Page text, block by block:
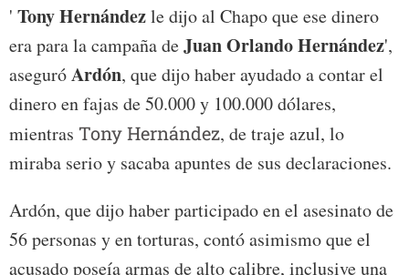
' Tony Hernándezle dijo al Chapo que ese dinero
era para la campaña deJuan Orlando Hernández',
aseguróArdón, que dijo haber ayudado a contar el
dinero en fajas de 50.000 y 100.000 dólares,
mientras Tony Hernández, de traje azul, lo
miraba serio y sacaba apuntes de sus declaraciones.
Ardón, que dijo haber participado en el asesinato de
56 personas y en torturas, contó asimismo que el
acusado poseía armas de alto calibre, inclusive una